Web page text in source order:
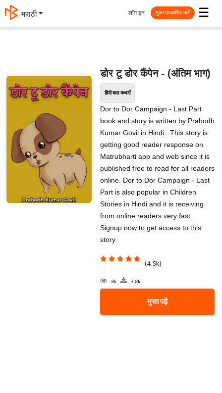
मराठी ☰
लॉग इन मुक्त प्रकाशित करें
डोर टू डोर कैंपेन - (अंतिम भाग)
हिंदी बाल कथाएँ
Dor to Dor Campaign - Last Part
book and story is written by Prabodh
Kumar Govil in Hindi . This story is
getting good reader response on
Matrubharti app and web since it is
published free to read for all readers
online. Dor to Dor Campaign - Last
Part is also popular in Children
Stories in Hindi and it is receiving
from online readers very fast.
Signup now to get access to this
story.
(4.5k)
8k 3.8k
मुफ्त पढ़ें